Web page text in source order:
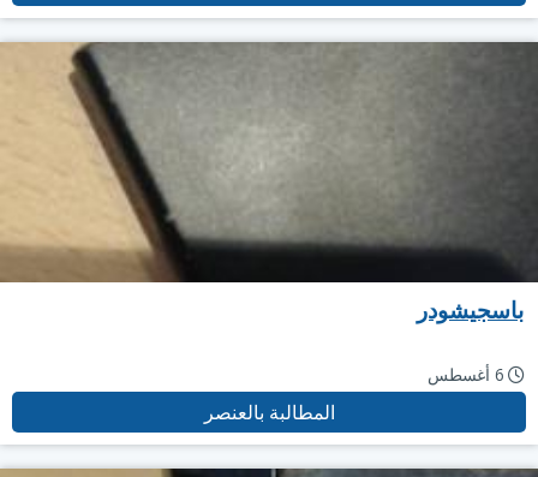
باسجيشودر
6 أغسطس
المطالبة بالعنصر